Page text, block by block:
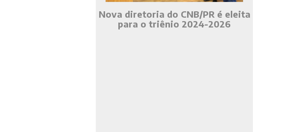
Nova diretoria do CNB/PR é eleita
para o triênio 2024-2026